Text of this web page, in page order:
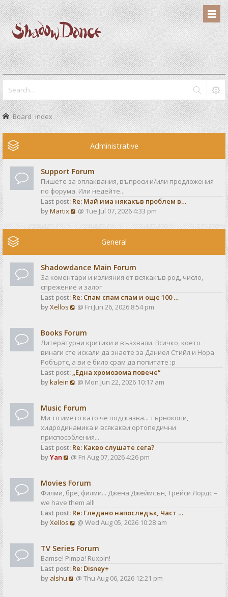
Board index
Administrative
Support Forum
Пишете за оплаквания, въпроси и/или предложения
по форума. Или недейте...
Last post: Re: Май има някакъв проблем в…
byMartix
V
e
e
l
a
t
e
p
o
s
@ Tue Jul 07, 2026 4:33 pm
General
Shadowdance Main Forum
За коментари и излияния от всякакъв род, число,
спрежение и залог
Last post: Re: Спам спам спам и още 100 …
byXellos
V
w
t
h
e
l
a
s
t
p
o
s
t
@ Fri Jun 26, 2026 8:54 pm
Books Forum
Литературни критики и възхвали. Всичко, което
винаги сте искали да знаете за Даниел Стийл и Нора
Робъртс, а ви е било срам да попитате :р
Last post: „Една хромозома повече“
bykalein
V
w
t
h
e
l
a
s
t
p
o
s
@ Mon Jun 22, 2026 10:17 am
Music Forum
Ми то името като че подсказва... търнокопи,
хидродинамика и всякакви ортопедични
приспособления...
Last post: Re: Какво слушате сега?
byYan
V
w
t
h
e
e
s
t
p
@ Fri Aug 07, 2026 4:26 pm
Movies Forum
Филми, бре, филми... Джена Джеймсън, Трейси Лордс –
we have them all!
Last post: Re: Гледано напоследък, Част …
byXellos
V
w
t
h
e
@ Wed Aug 05, 2026 10:28 am
TV Series Forum
Bamse! Pimpa! Ruxpin!
Last post: Re: Disney+
by alshu
V@ Thu Aug 06, 2026 12:21 pm